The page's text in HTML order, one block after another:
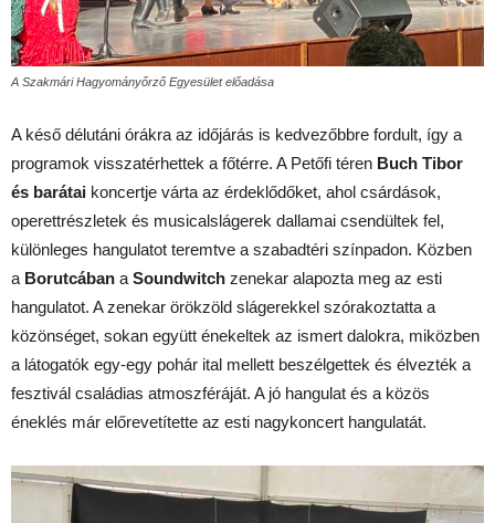
A Szakmári Hagyományőrző Egyesület előadása
A késő délutáni órákra az időjárás is kedvezőbbre fordult, így a
programok visszatérhettek a főtérre. A Petőfi téren Buch Tibor
és barátai koncertje várta az érdeklődőket, ahol csárdások,
operettrészletek és musicalslágerek dallamai csendültek fel,
különleges hangulatot teremtve a szabadtéri színpadon. Közben
a Borutcában a Soundwitch zenekar alapozta meg az esti
hangulatot. A zenekar örökzöld slágerekkel szórakoztatta a
közönséget, sokan együtt énekeltek az ismert dalokra, miközben
a látogatók egy-egy pohár ital mellett beszélgettek és élvezték a
fesztivál családias atmoszféráját. A jó hangulat és a közös
éneklés már előrevetítette az esti nagykoncert hangulatát.